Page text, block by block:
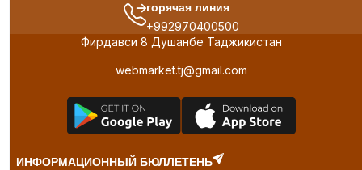
горячая линия
+992970400500
Фирдавси 8 Душанбе Таджикистан
webmarket.tj@gmail.com
ИНФОРМАЦИОННЫЙ БЮЛЛЕТЕНЬ